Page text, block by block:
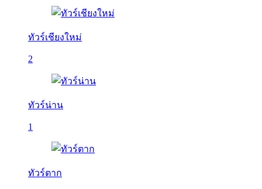
ทัวร์เชียงใหม่
2
ทัวร์น่าน
1
ทัวร์ตาก